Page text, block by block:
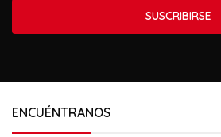
SUSCRIBIRSE
ENCUÉNTRANOS